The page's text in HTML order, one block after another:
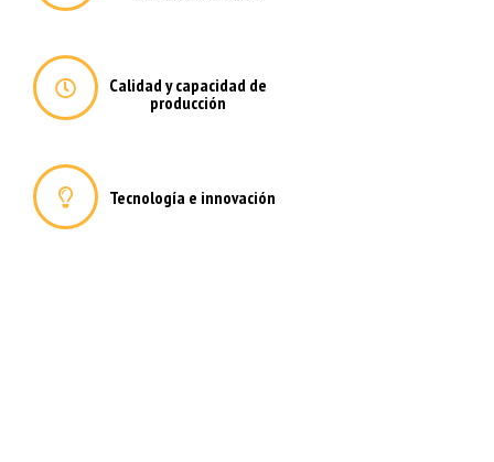
Calidad y capacidad de
producción
Tecnología e innovación